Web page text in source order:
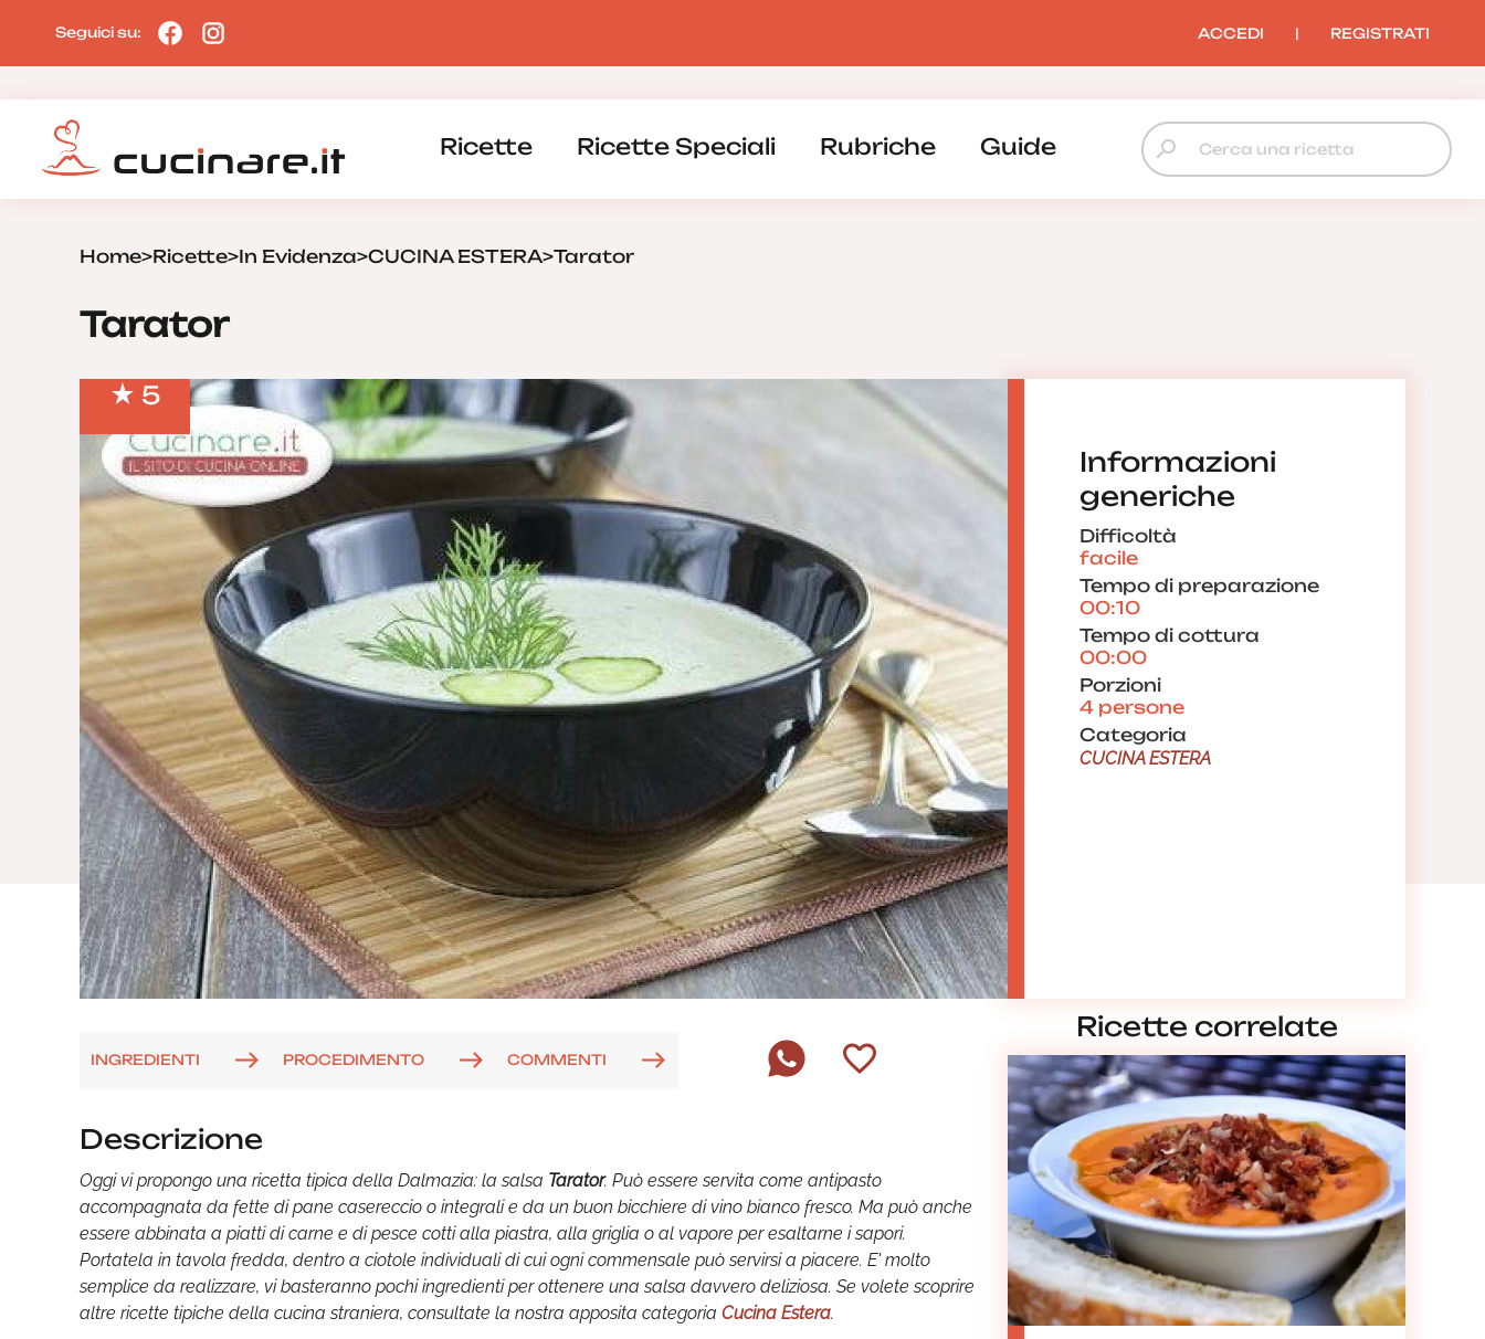
Seguici su: ACCEDI | REGISTRATI
Ricette Ricette Speciali Rubriche Guide
Home>Ricette>In Evidenza>CUCINA ESTERA>Tarator
Tarator
5
Informazioni
generiche
Difficoltà
facile
Tempo di preparazione
00:10
Tempo di cottura
00:00
Porzioni
4 persone
Categoria
CUCINA ESTERA
INGREDIENTI PROCEDIMENTO COMMENTI
Descrizione
Oggi vi propongo una ricetta tipica della Dalmazia: la salsa Tarator. Può essere servita come antipasto
accompagnata da fette di pane casereccio o integrali e da un buon bicchiere di vino bianco fresco. Ma può anche
essere abbinata a piatti di carne e di pesce cotti alla piastra, alla griglia o al vapore per esaltarne i sapori.
Portatela in tavola fredda, dentro a ciotole individuali di cui ogni commensale può servirsi a piacere. E' molto
semplice da realizzare, vi basteranno pochi ingredienti per ottenere una salsa davvero deliziosa. Se volete scoprire
altre ricette tipiche della cucina straniera, consultate la nostra apposita categoria Cucina Estera.
Ricette correlate